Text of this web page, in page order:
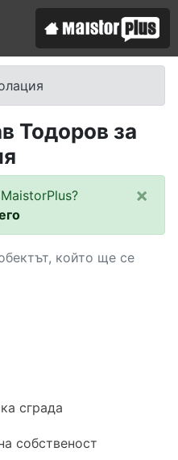
Тодоров за
×
който ще се
сграда
собственост